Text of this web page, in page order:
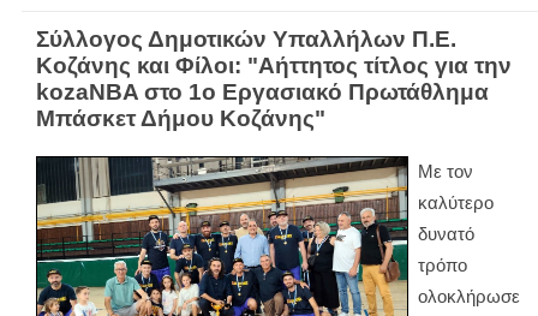
Σύλλογος Δημοτικών Υπαλλήλων Π.Ε.
Κοζάνης και Φίλοι: "Αήττητος τίτλος για την
kozaNBA στο 1ο Εργασιακό Πρωτάθλημα
Μπάσκετ Δήμου Κοζάνης"
Με τον
καλύτερο
δυνατό
τρόπο
ολοκλήρωσε